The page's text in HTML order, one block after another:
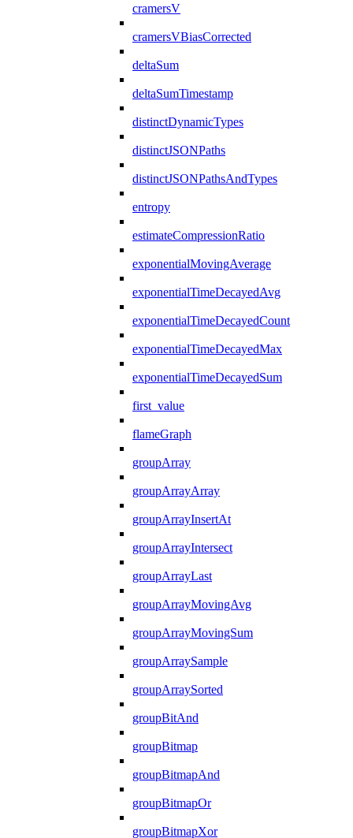
cramersV
cramersVBiasCorrected
deltaSum
deltaSumTimestamp
distinctDynamicTypes
distinctJSONPaths
distinctJSONPathsAndTypes
entropy
estimateCompressionRatio
exponentialMovingAverage
exponentialTimeDecayedAvg
exponentialTimeDecayedCount
exponentialTimeDecayedMax
exponentialTimeDecayedSum
first_value
flameGraph
groupArray
groupArrayArray
groupArrayInsertAt
groupArrayIntersect
groupArrayLast
groupArrayMovingAvg
groupArrayMovingSum
groupArraySample
groupArraySorted
groupBitAnd
groupBitmap
groupBitmapAnd
groupBitmapOr
groupBitmapXor